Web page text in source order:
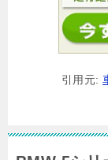
引用元: